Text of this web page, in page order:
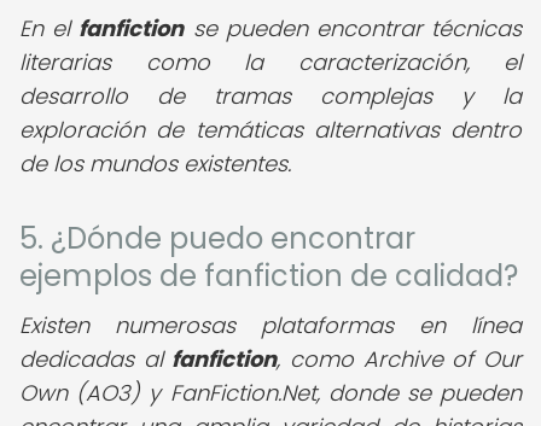
En el fanfictionse pueden encontrar técnicas
literarias como la caracterización, el
desarrollo de tramas complejas y la
exploración de temáticas alternativas dentro
de los mundos existentes.
5. ¿Dónde puedo encontrar
ejemplos de fanfiction de calidad?
Existen numerosas plataformas en línea
dedicadas al fanfiction, como Archive of Our
Own (AO3) y FanFiction.Net, donde se pueden